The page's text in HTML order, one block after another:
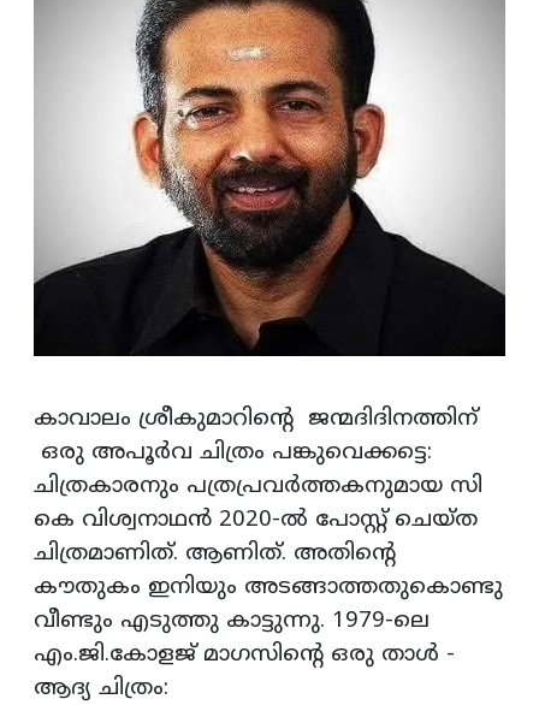
കാവാലം ശ്രീകുമാറിൻ്റെ ജന്മദിദിനത്തിന്
ഒരു അപൂർവ ചിത്രം പങ്കുവെക്കട്ടെ:
ചിത്രകാരനും പത്രപ്രവർത്തകനുമായ സി
കെ വിശ്വനാഥൻ 2020-ൽ പോസ്റ്റ് ചെയ്ത
ചിത്രമാണിത്. ആണിത്. അതിന്റെ
കൗതുകം ഇനിയും അടങ്ങാത്തതുകൊണ്ടു
വീണ്ടും എടുത്തു കാട്ടുന്നു. 1979-ലെ
എം.ജി.കോളജ് മാഗസിൻ്റെ ഒരു താൾ -
ആദ്യ ചിത്രം: